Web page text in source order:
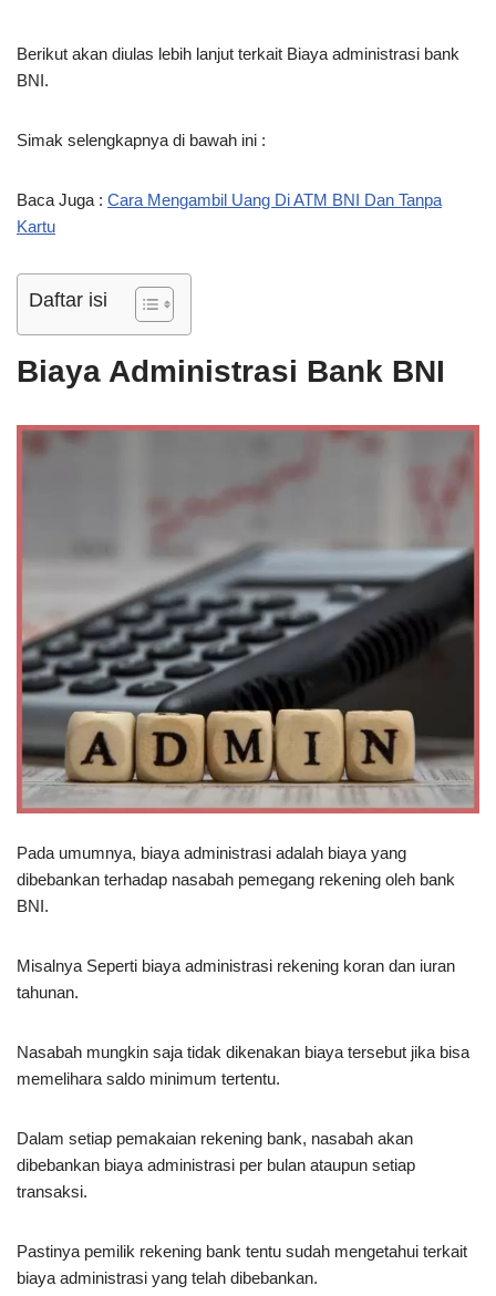
Berikut akan diulas lebih lanjut terkait Biaya administrasi bank
BNI.
Simak selengkapnya di bawah ini :
Baca Juga : Cara Mengambil Uang Di ATM BNI Dan Tanpa
Kartu
Daftar isi
Biaya Administrasi Bank BNI
Pada umumnya, biaya administrasi adalah biaya yang
dibebankan terhadap nasabah pemegang rekening oleh bank
BNI.
Misalnya Seperti biaya administrasi rekening koran dan iuran
tahunan.
Nasabah mungkin saja tidak dikenakan biaya tersebut jika bisa
memelihara saldo minimum tertentu.
Dalam setiap pemakaian rekening bank, nasabah akan
dibebankan biaya administrasi per bulan ataupun setiap
transaksi.
Pastinya pemilik rekening bank tentu sudah mengetahui terkait
biaya administrasi yang telah dibebankan.